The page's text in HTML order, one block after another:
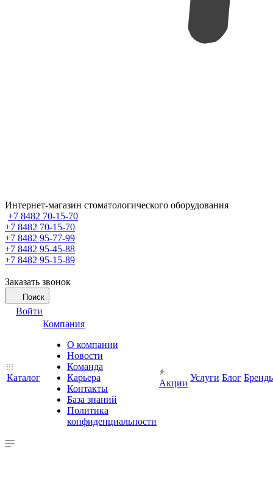
Интернет-магазин стоматологического оборудования
+7 8482 70-15-70
+7 8482 70-15-70
+7 8482 95-77-99
+7 8482 95-45-88
+7 8482 95-15-89
Заказать звонок
Поиск
Войти
Каталог
Компания
О компании
Новости
Команда
Карьера
Контакты
База знаний
Политика
конфиденциальности
Акции
Услуги Блог